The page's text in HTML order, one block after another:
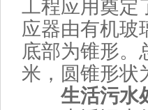
工程应用奠定
应器由有机玻
底部为锥形。
米，圆锥形状
生活污水处